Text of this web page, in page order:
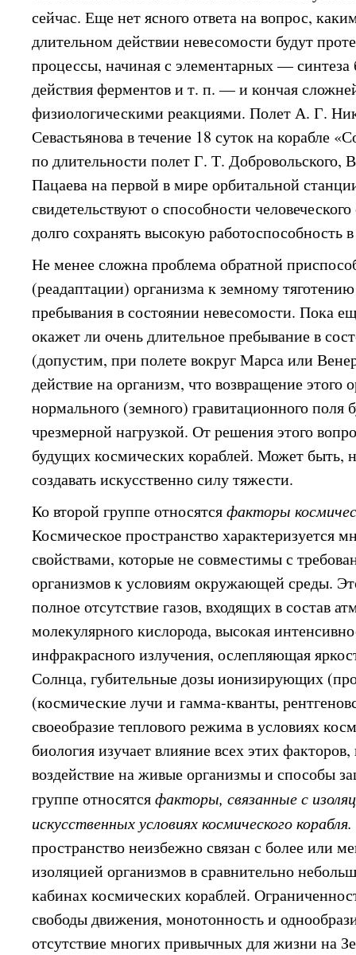
сейчас. Еще нет ясного ответа на вопрос,
длительном действии невесомости будут
процессы, начиная с элементарных — синтеза
действия ферментов и т. п. — и кончая
физиологическими реакциями. Полет А. Г.
Севастьянова в течение 18 суток на корабле
по длительности полет Г. Т.
Пацаева на первой в мире орбитальной
свидетельствуют о способности
долго сохранять высокую работоспособность
Не менее сложна проблема обратной
(реадаптации) организма к земному
пребывания в состоянии невесомости. Пока
окажет ли очень длительное пребывание в
(допустим, при полете вокруг Марса или
действие на организм, что возвращение этого
нормального (земного) гравитационного поля
чрезмерной нагрузкой. От решения этого
будущих космических кораблей. Может быть,
создавать искусственно силу тяжести.
Ко второй группе относятсяфакторы
Космическое пространство характеризуется
свойствами, которые не совместимы с
организмов к условиям окружающей среды.
полное отсутствие газов, входящих в состав
молекулярного кислорода, высокая
инфракрасного излучения, ослепляющая
Солнца, губительные дозы ионизирующих
(космические лучи и гамма-кванты,
своеобразие теплового режима в условиях
биология изучает влияние всех этих
воздействие на живые организмы и способы
группе относятсяфакторы, связанные с
искусственных условиях космического корабля.
пространство неизбежно связан с более или
изоляцией организмов в сравнительно
кабинах космических кораблей.
свободы движения, монотонность и
отсутствие многих привычных для жизни на